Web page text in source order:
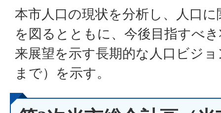
本市人口の現状を分析し、人口
を図るとともに、今後目指すべ
来展望を示す長期的な人口ビジ
まで）を示す。